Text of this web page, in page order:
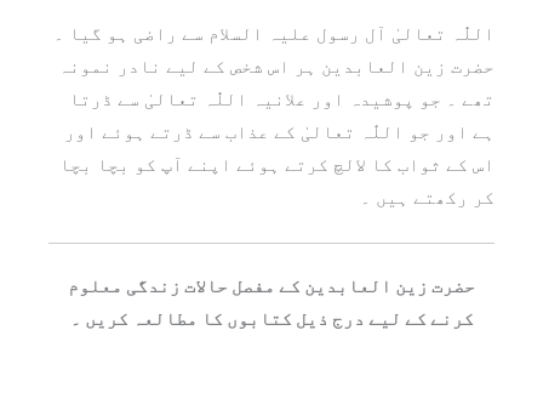
اللّٰہ تعالیٰ آل رسول علیہ السلام سے راضی ہو گیا ۔
حضرت زین العابدین ہر اس شخص کے لیے نادر نمونہ
تھے ۔ جو پوشیدہ اور علانیہ اللّٰہ تعالیٰ سے ڈرتا
ہے اور جو اللّٰہ تعالیٰ کے عذاب سے ڈرتے ہوئے اور
اس کے ثواب کا لالچ کرتے ہوئے اپنے آپ کو بچا بچا
کر رکھتے ہیں ۔
حضرت زین العابدین کے مفصل حالات زندگی معلوم
کرنے کے لیے درج ذیل کتابوں کا مطالعہ کریں ۔